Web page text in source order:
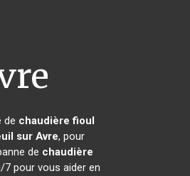
de chaudière fioul
sur Avre, pour
de chaudière
pour vous aider en